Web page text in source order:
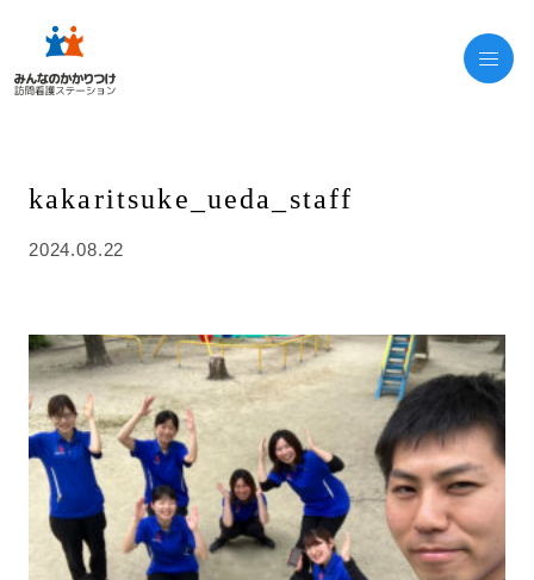
kakaritsuke_ueda_staff
2024.08.22